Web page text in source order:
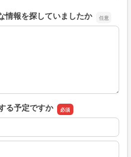
情報を探していましたか
報を探していましたか
る予定ですか